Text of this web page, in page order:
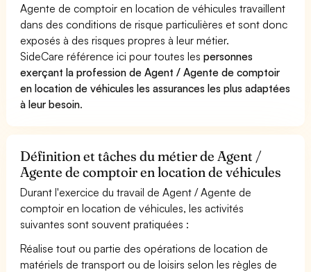
Agente de comptoir en location de véhicules travaillent
dans des conditions de risque particulières et sont donc
exposés à des risques propres à leur métier.
SideCare référence ici pour toutes lespersonnes
exerçant la profession de Agent / Agente de comptoir
en location de véhicules les assurances les plus adaptées
à leur besoin.
Définition et tâches du métier de Agent /
Agente de comptoir en location de véhicules
Durant l'exercice du travail de Agent / Agente de
comptoir en location de véhicules, les activités
suivantes sont souvent pratiquées :
Réalise tout ou partie des opérations de location de
matériels de transport ou de loisirs selon les règles de